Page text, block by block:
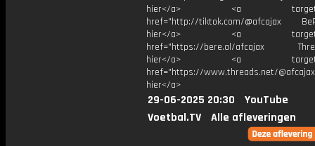
hier</a> <a
href="http://tiktok.com/@afcajax
hier</a> <a
href="https://bere.al/afcajax
hier</a> <a
href="https://www.threads.net/
hier</a>
29-06-2025 20:30
YouTube
Voetbal.TV
Alle afleveringen